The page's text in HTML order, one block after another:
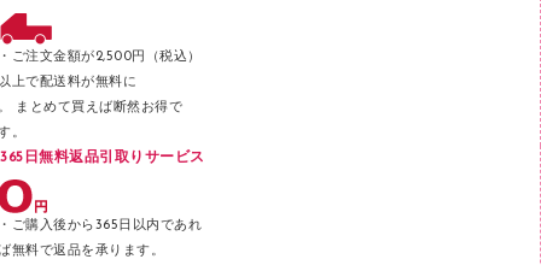
パンチ
デスクトレー
テープカッター
ご注文金額が2,500円（税込）
上で配送料が無料に
まとめて買えば断然お得で
。
365日無料返品引取りサービス
ご購入後から365日以内であれ
無料で返品を承ります。